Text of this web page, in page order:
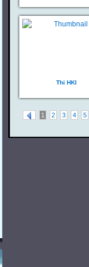
Thi HKI
1 2 3 4 5